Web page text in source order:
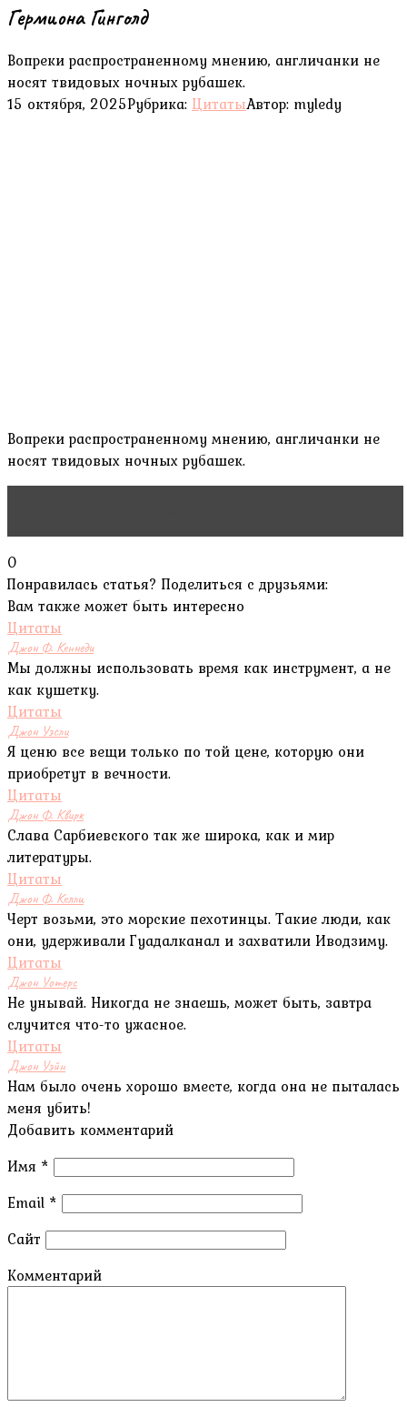
Гермиона Гинголд
Вопреки распространенному мнению, англичанки не
носят твидовых ночных рубашек.
15 октября, 2025Рубрика: ЦитатыАвтор: myledy
Вопреки распространенному мнению, англичанки не
носят твидовых ночных рубашек.
0
Понравилась статья? Поделиться с друзьями:
Вам также может быть интересно
Цитаты
Джон Ф. Кеннеди
Мы должны использовать время как инструмент, а не
как кушетку.
Цитаты
Джон Уэсли
Я ценю все вещи только по той цене, которую они
приобретут в вечности.
Цитаты
Джон Ф. Квирк
Слава Сарбиевского так же широка, как и мир
литературы.
Цитаты
Джон Ф. Келли
Черт возьми, это морские пехотинцы. Такие люди, как
они, удерживали Гуадалканал и захватили Иводзиму.
Цитаты
Джон Уотерс
Не унывай. Никогда не знаешь, может быть, завтра
случится что-то ужасное.
Цитаты
Джон Уэйн
Нам было очень хорошо вместе, когда она не пыталась
меня убить!
Добавить комментарий
Имя *
Email *
Сайт
Комментарий